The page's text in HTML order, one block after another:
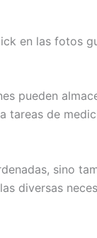
en las fotos
pueden
tareas de
sino
diversas